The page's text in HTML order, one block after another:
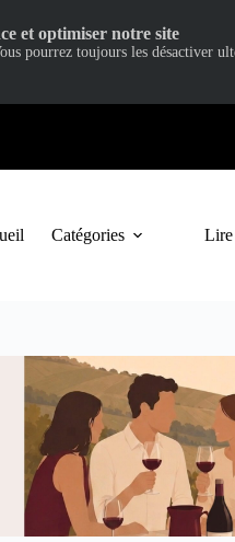
Catégories Lire
et optimiser notre site
pourrez toujours les désactiver